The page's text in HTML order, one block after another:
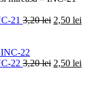
21 3,20lei Prețul
3,20 lei.
2,50 lei
22 3,20lei Prețul
2,50 lei